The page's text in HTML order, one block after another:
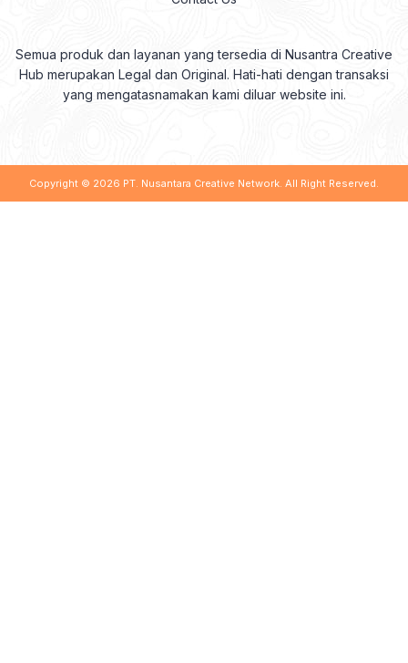
Semua produk dan layanan yang tersedia di Nusantra Creative
Hub merupakan Legal dan Original. Hati-hati dengan transaksi
yang mengatasnamakan kami diluar website ini.
Copyright © 2026 PT. Nusantara Creative Network. All Right Reserved.